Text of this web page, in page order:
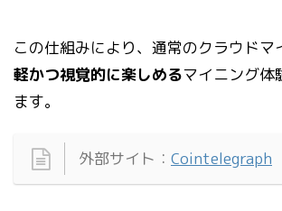
この仕組みにより、通常のクラウドマ
軽かつ視覚的に楽しめるマイニング体
ます。
外部サイト： Cointelegraph